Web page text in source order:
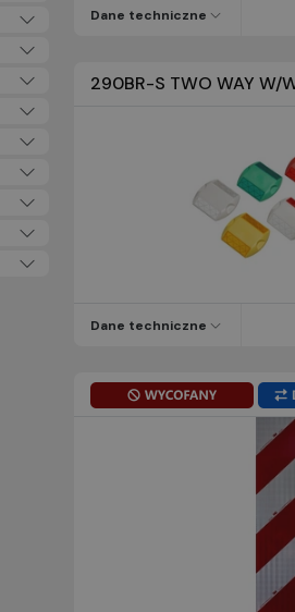
Dane techniczne
290BR-S TWO WAY W/
Dane techniczne